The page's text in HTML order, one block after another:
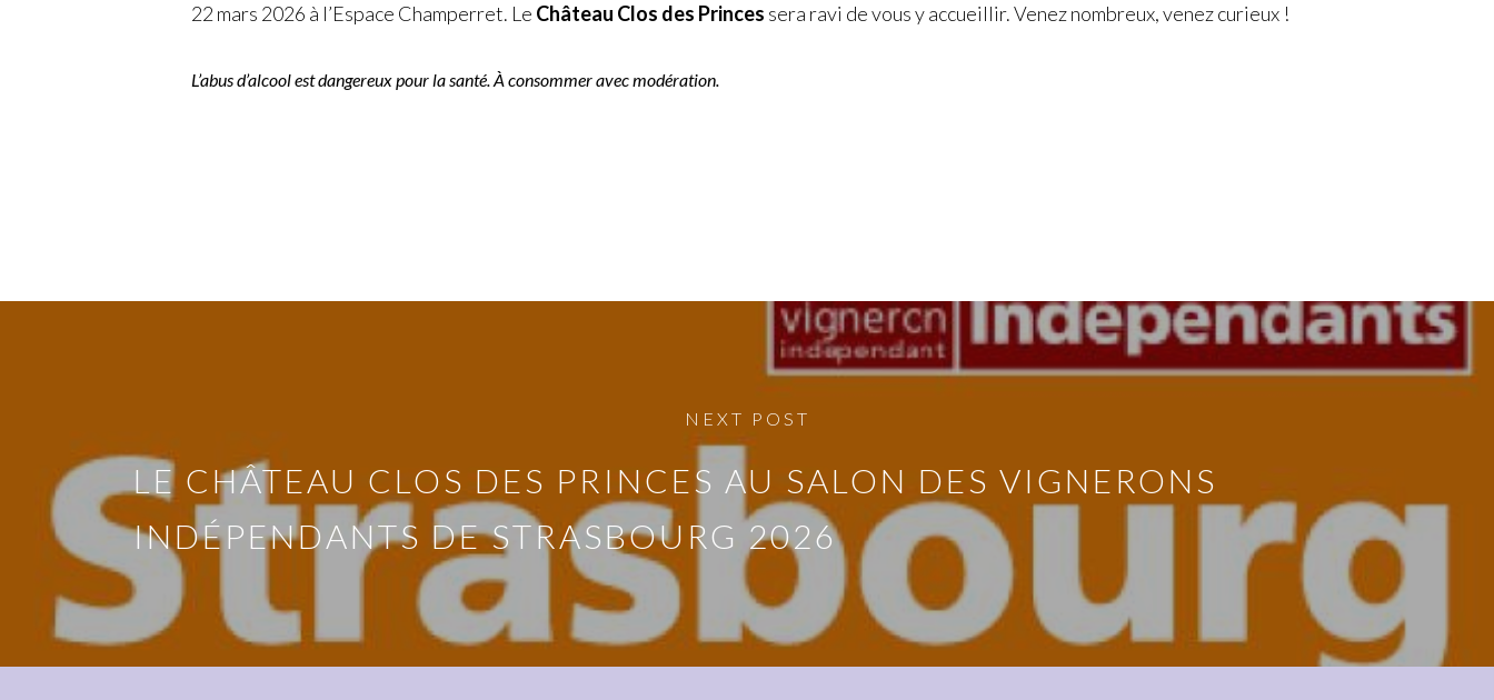
22 mars 2026 à l’Espace Champerret. Le Château Clos des Princes sera ravi de vous y accueillir. Venez nombreux, venez curieux !
L’abus d’alcool est dangereux pour la santé. À consommer avec modération.
NEXT POST
LE CHÂTEAU CLOS DES PRINCES AU SALON DES VIGNERONS
INDÉPENDANTS DE STRASBOURG 2026